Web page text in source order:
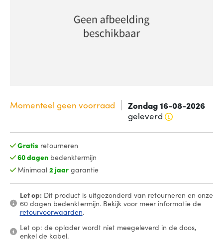
Momenteel geen voorraad Zondag 16-08-2026
geleverd
Gratis retourneren
60 dagenbedenktermijn
Minimaal 2 jaargarantie
Let op:Dit product is uitgezonderd van retourneren en onze
60 dagen bedenktermijn. Bekijk voor meer informatie de
retourvoorwaarden.
Let op: de oplader wordt niet meegeleverd in de doos,
enkel de kabel.